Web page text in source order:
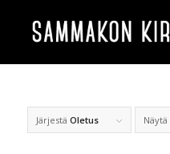
Järjestä Oletus Näytä